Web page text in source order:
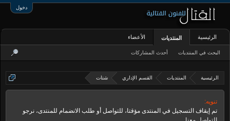
دخول
الرئيسية المنتديات القسم الإداري شتات
تنويه:
تم إيقاف التسجيل في المنتدى مؤقتا، للتواصل أو طلب الانضمام للمنتدى، نرجو
الرئيسية المنتديات
البحث في المنتديات أحدث المشاركات
الأعضاء